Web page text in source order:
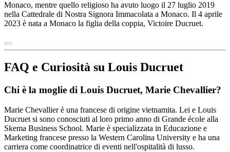
Monaco, mentre quello religioso ha avuto luogo il 27 luglio 2019
nella Cattedrale di Nostra Signora Immacolata a Monaco. Il 4 aprile
2023 è nata a Monaco la figlia della coppia, Victoire Ducruet.
FAQ e Curiosità su Louis Ducruet
Chi è la moglie di Louis Ducruet, Marie Chevallier?
Marie Chevallier è una francese di origine vietnamita. Lei e Louis
Ducruet si sono conosciuti al loro primo anno di Grande école alla
Skema Business School. Marie è specializzata in Educazione e
Marketing francese presso la Western Carolina University e ha una
carriera come coordinatrice di eventi nell'ospitalità di lusso.